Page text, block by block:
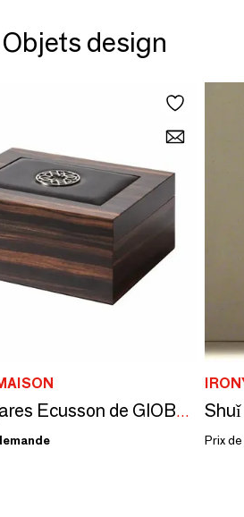
design
Cave à cigares Ecusson de GIOBAGNARA
Shuǐ
Prix